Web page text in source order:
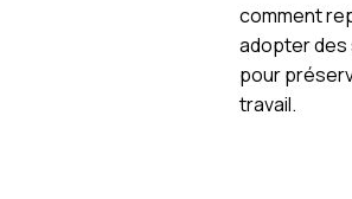
comment
adopter
pour
travail.